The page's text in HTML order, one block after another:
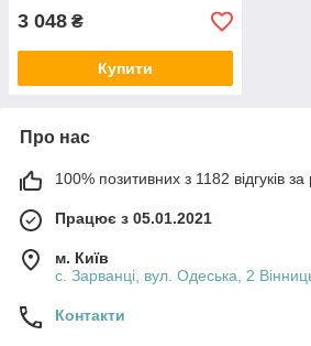
3 048 ₴
Купити
Про нас
100% позитивних з 1182 відгуків за
Працює з 05.01.2021
м. Київ
с. Зарванці, вул. Одеська, 2
Контакти